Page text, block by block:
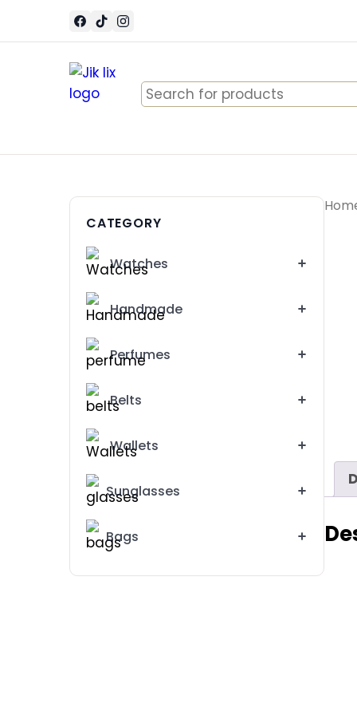
Search
for:
CATEGORY
Watches
Handmade
Perfumes
Belts
Wallets
Sunglasses
Bags